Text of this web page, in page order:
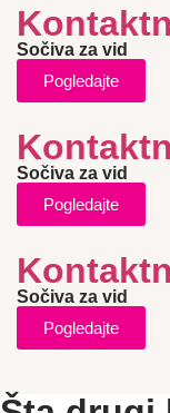
Sočiva za vid
Pogledajte
Sočiva za vid
Pogledajte
Sočiva za vid
Pogledajte